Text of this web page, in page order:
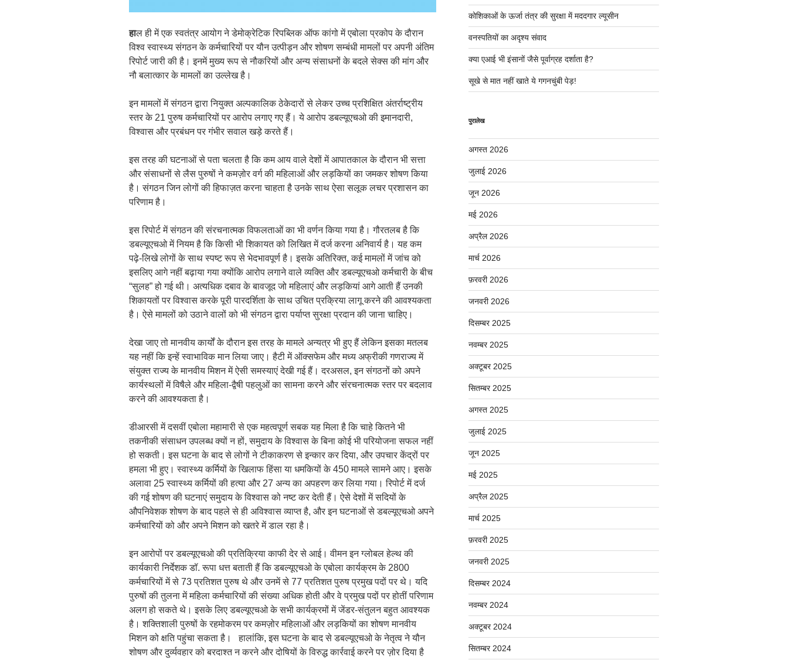
हाल ही में एक स्वतंत्र आयोग ने डेमोक्रेटिक रिपब्लिक ऑफ कांगो में एबोला प्रकोप के दौरान
विश्व स्वास्थ्य संगठन के कर्मचारियों पर यौन उत्पीड़न और शोषण सम्बंधी मामलों पर अपनी अंतिम
रिपोर्ट जारी की है। इनमें मुख्य रूप से नौकरियों और अन्य संसाधनों के बदले सेक्स की मांग और
नौ बलात्कार के मामलों का उल्लेख है।
इन मामलों में संगठन द्वारा नियुक्त अल्पकालिक ठेकेदारों से लेकर उच्च प्रशिक्षित अंतर्राष्ट्रीय
स्तर के 21 पुरुष कर्मचारियों पर आरोप लगाए गए हैं। ये आरोप डबल्यूएचओ की इमानदारी,
विश्वास और प्रबंधन पर गंभीर सवाल खड़े करते हैं।
इस तरह की घटनाओं से पता चलता है कि कम आय वाले देशों में आपातकाल के दौरान भी सत्ता
और संसाधनों से लैस पुरुषों ने कमज़ोर वर्ग की महिलाओं और लड़कियों का जमकर शोषण किया
है। संगठन जिन लोगों की हिफाज़त करना चाहता है उनके साथ ऐसा सलूक लचर प्रशासन का
परिणाम है।
इस रिपोर्ट में संगठन की संरचनात्मक विफलताओं का भी वर्णन किया गया है। गौरतलब है कि
डबल्यूएचओ में नियम है कि किसी भी शिकायत को लिखित में दर्ज करना अनिवार्य है। यह कम
पढ़े-लिखे लोगों के साथ स्पष्ट रूप से भेदभावपूर्ण है। इसके अतिरिक्त, कई मामलों में जांच को
इसलिए आगे नहीं बढ़ाया गया क्योंकि आरोप लगाने वाले व्यक्ति और डबल्यूएचओ कर्मचारी के बीच
“सुलह” हो गई थी। अत्यधिक दबाव के बावजूद जो महिलाएं और लड़कियां आगे आती हैं उनकी
शिकायतों पर विश्वास करके पूरी पारदर्शिता के साथ उचित प्रक्रिया लागू करने की आवश्यकता
है। ऐसे मामलों को उठाने वालों को भी संगठन द्वारा पर्याप्त सुरक्षा प्रदान की जाना चाहिए।
देखा जाए तो मानवीय कार्यों के दौरान इस तरह के मामले अन्यत्र भी हुए हैं लेकिन इसका मतलब
यह नहीं कि इन्हें स्वाभाविक मान लिया जाए। हैटी में ऑक्सफेम और मध्य अफ्रीकी गणराज्य में
संयुक्त राज्य के मानवीय मिशन में ऐसी समस्याएं देखी गई हैं। दरअसल, इन संगठनों को अपने
कार्यस्थलों में विषैले और महिला-द्वैषी पहलुओं का सामना करने और संरचनात्मक स्तर पर बदलाव
करने की आवश्यकता है।
डीआरसी में दसवीं एबोला महामारी से एक महत्वपूर्ण सबक यह मिला है कि चाहे कितने भी
तकनीकी संसाधन उपलब्ध क्यों न हों, समुदाय के विश्वास के बिना कोई भी परियोजना सफल नहीं
हो सकती। इस घटना के बाद से लोगों ने टीकाकरण से इन्कार कर दिया, और उपचार केंद्रों पर
हमला भी हुए। स्वास्थ्य कर्मियों के खिलाफ हिंसा या धमकियों के 450 मामले सामने आए। इसके
अलावा 25 स्वास्थ्य कर्मियों की हत्या और 27 अन्य का अपहरण कर लिया गया। रिपोर्ट में दर्ज
की गई शोषण की घटनाएं समुदाय के विश्वास को नष्ट कर देती हैं। ऐसे देशों में सदियों के
औपनिवेशक शोषण के बाद पहले से ही अविश्वास व्याप्त है, और इन घटनाओं से डबल्यूएचओ अपने
कर्मचारियों को और अपने मिशन को खतरे में डाल रहा है।
इन आरोपों पर डबल्यूएचओ की प्रतिक्रिया काफी देर से आई। वीमन इन ग्लोबल हेल्थ की
कार्यकारी निर्देशक डॉ. रूपा धत्त बताती हैं कि डबल्यूएचओ के एबोला कार्यक्रम के 2800
कर्मचारियों में से 73 प्रतिशत पुरुष थे और उनमें से 77 प्रतिशत पुरुष प्रमुख पदों पर थे। यदि
पुरुषों की तुलना में महिला कर्मचारियों की संख्या अधिक होती और वे प्रमुख पदों पर होतीं परिणाम
अलग हो सकते थे। इसके लिए डबल्यूएचओ के सभी कार्यक्रमों में जेंडर-संतुलन बहुत आवश्यक
है। शक्तिशाली पुरुषों के रहमोकरम पर कमज़ोर महिलाओं और लड़कियों का शोषण मानवीय
मिशन को क्षति पहुंचा सकता है। हालांकि, इस घटना के बाद से डबल्यूएचओ के नेतृत्व ने यौन
शोषण और दुर्व्यवहार को बरदाश्त न करने और दोषियों के विरुद्ध कार्रवाई करने पर ज़ोर दिया है
कोशिकाओं के ऊर्जा तंत्र की सुरक्षा में मददगार ल्यूसीन
वनस्पतियों का अदृश्य संवाद
क्या एआई भी इंसानों जैसे पूर्वाग्रह दर्शाता है?
सूखे से मात नहीं खाते ये गगनचुंबी पेड़!
पुरालेख
अगस्त 2026
जुलाई 2026
जून 2026
मई 2026
अप्रैल 2026
मार्च 2026
फ़रवरी 2026
जनवरी 2026
दिसम्बर 2025
नवम्बर 2025
अक्टूबर 2025
सितम्बर 2025
अगस्त 2025
जुलाई 2025
जून 2025
मई 2025
अप्रैल 2025
मार्च 2025
फ़रवरी 2025
जनवरी 2025
दिसम्बर 2024
नवम्बर 2024
अक्टूबर 2024
सितम्बर 2024